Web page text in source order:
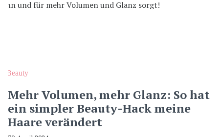
Beauty
Mehr Volumen, mehr Glanz: So hat
ein simpler Beauty-Hack meine
Haare verändert